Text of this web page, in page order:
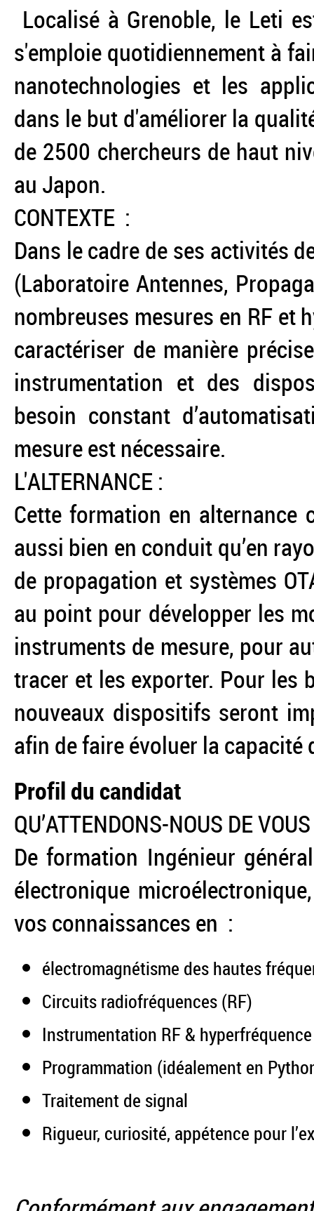
Localisé à Grenoble, le Leti
s'emploie quotidiennement à
nanotechnologies et les
dans le but d'améliorer la
de 2500 chercheurs de haut
au Japon.
CONTEXTE :
Dans le cadre de ses activités
(Laboratoire Antennes,
nombreuses mesures en RF et
caractériser de manière
instrumentation et des
besoin constant
mesure est nécessaire.
L'ALTERNANCE :
Cette formation en alternance
aussi bien en conduit qu’en
de propagation et systèmes
au point pour développer les
instruments de mesure, pour
tracer et les exporter. Pour les
nouveaux dispositifs seront
afin de faire évoluer la capacité
Profil du candidat
QU’ATTENDONS-NOUS DE
De formation Ingénieur
électronique
vos connaissances en :
électromagnétisme des hautes
Circuits radiofréquences (RF)
Instrumentation RF &
Programmation (idéalement en
Traitement de signal
Rigueur, curiosité, appétence pour